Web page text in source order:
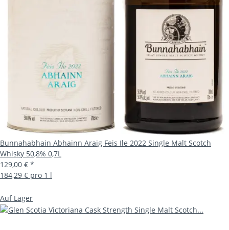
Bunnahabhain Abhainn Araig Feis Ile 2022 Single Malt Scotch
Whisky 50,8% 0,7L
129,00 € *
184,29 € pro 1 l
Auf Lager